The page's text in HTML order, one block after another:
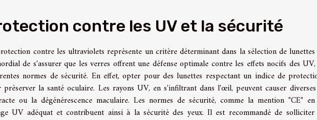
contre les UV et la sécurité
contre les ultraviolets représente un critère déterminant dans la sélection de
de s'assurer que les verres offrent une défense optimale contre les effets nocifs des
normes de sécurité. En effet, opter pour des lunettes respectant un indice de
la santé oculaire. Les rayons UV, en s'infiltrant dans l'œil, peuvent causer
ou la dégénérescence maculaire. Les normes de sécurité, comme la mention "CE"
UV adéquat et contribuent ainsi à la sécurité des yeux. Il est recommandé de